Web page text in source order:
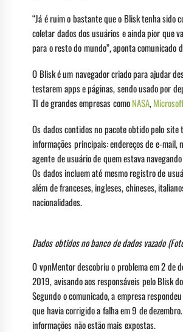
“Já é ruim o bastante que o Blisk tenha sido
coletar dados dos usuários e ainda pior que
para o resto do mundo”, aponta comunicado
O Blisk é um navegador criado para ajudar
testarem apps e páginas, sendo usado por
TI de grandes empresas comoNASA,
Os dados contidos no pacote obtido pelo site
informações principais: endereços de e-mail,
agente de usuário de quem estava
Os dados incluem até mesmo registro de
além de franceses, ingleses, chineses,
nacionalidades.
Dados obtidos no banco de dados vazado
O vpnMentor descobriu o problema em 2 de
2019, avisando aos responsáveis pelo Blisk
Segundo o comunicado, a empresa
que havia corrigido a falha em 9 de
informações não estão mais expostas.